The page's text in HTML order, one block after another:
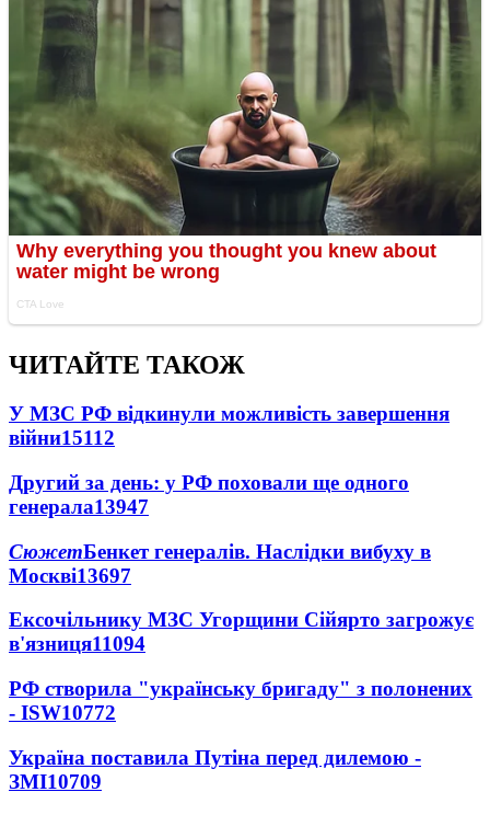
ЧИТАЙТЕ ТАКОЖ
У МЗС РФ відкинули можливість завершення
війни15112
Другий за день: у РФ поховали ще одного
генерала13947
СюжетБенкет генералів. Наслідки вибуху в
Москві13697
Ексочільнику МЗС Угорщини Сійярто загрожує
в'язниця11094
РФ створила "українську бригаду" з полонених
- ISW10772
Україна поставила Путіна перед дилемою -
ЗМІ10709